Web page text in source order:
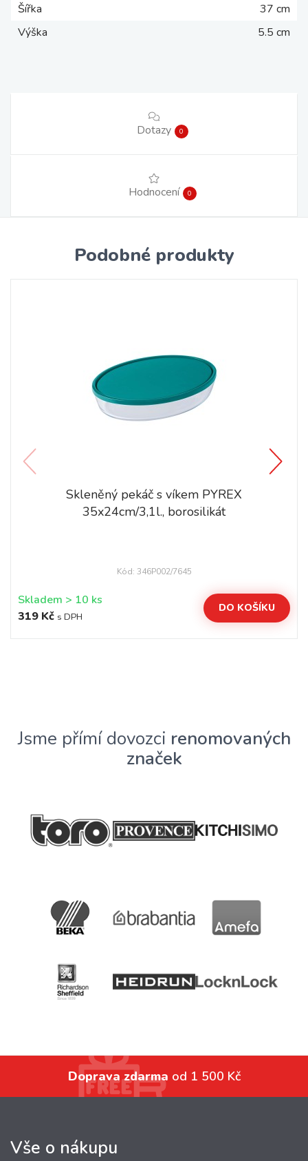
Šířka
37 cm
Výška
5.5 cm
Dotazy 0
Hodnocení 0
Podobné produkty
Skleněný pekáč s víkem PYREX
35x24cm/3,1l., borosilikát
Kód: 346P002/7645
Skladem > 10 ks
319 Kč s DPH
DO KOŠÍKU
Jsme přímí dovozci renomovaných
značek
Doprava zdarma od 1 500 Kč
Vše o nákupu